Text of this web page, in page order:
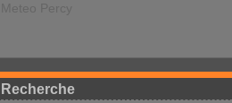
Recherche